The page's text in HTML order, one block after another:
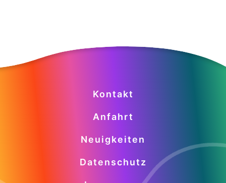
Kontakt
Anfahrt
Neuigkeiten
Datenschutz